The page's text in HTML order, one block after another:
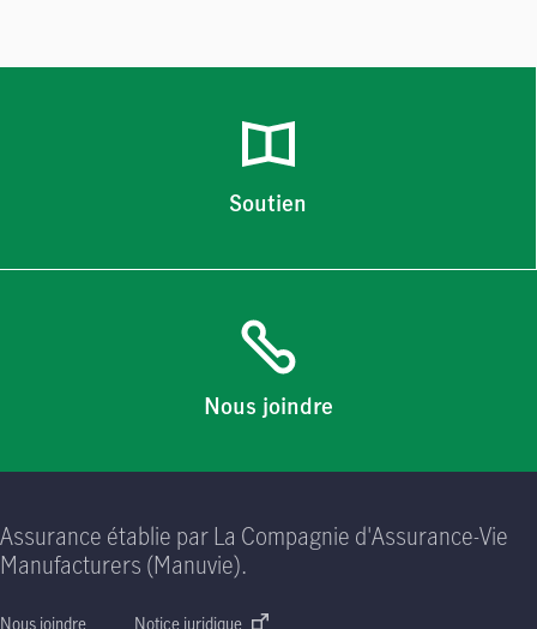
Soutien
Nous joindre
Assurance établie par La Compagnie d'Assurance-Vie
Manufacturers (Manuvie).
Nous joindre Notice juridique